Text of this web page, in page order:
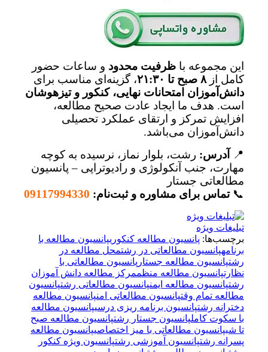
این مجموعه باظرفیت محدودو ساعات حضور
کامل از۸ صبح تا ۲۱:۳۰
، گزینه‌ای مناسب برای
دانش‌آموزان امتحانات نهایی، کنکور و تیزهوشان
است. هدف ما ایجاد عادت صحیح مطالعه،
افزایش تمرکز و ارتقای عملکرد تحصیلی
دانش‌آموزان می‌باشد.
آدرس:رشت، بلوار نماز، نرسیده به کوچه
مهارت، جنب آنکولوژی و رادیوتراپی – پانسیون
مطالعاتی جستار
تماس برای مشاوره و ثبت‌نام: 09117994330
تبلیغات ویژه
برچسب‌ها:پانسیون مطالعه کنکوریپانسیون مطالعه با
برنامهپانسیون مطالعاتی در رشت محل مطالعه در
پانسیون مطالعه جستارپانسیون مطالعاتی با
پانسیون مطالعه منظم مرکز مطالعه دانش آموزان
پانسیون مطالعه ایمنپانسیون مطالعاتی رشت پانسیون
مطالعه تمام وقتپانسیون مطالعاتی امنپانسیون مطالعه
دخترانه رشتپانسیون برنامه ریزی درسی پانسیون مطالعه
با سکوت کاملپانسیون جستار رشت پانسیون مطالعه صبح
پانسیون مطالعاتی با میز اختصاصیپانسیون مطالعه
پسرانه رشتپانسیون آموزشی رشت پانسیون ویژه کنکور